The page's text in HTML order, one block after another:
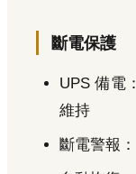
斷電保護
UPS 備電
維持
斷電警報